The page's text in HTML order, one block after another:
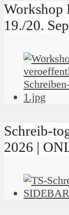
Workshop
19./20.
Schreib-
2026 |